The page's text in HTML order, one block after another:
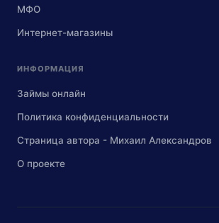
МФО
Интернет-магазины
ИНФОРМАЦИЯ
Займы онлайн
Политика конфиденциальности
Страница автора - Михаил Александров
О проекте